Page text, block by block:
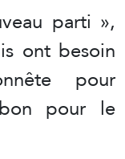
parti »,
ont besoin
pour
pour le